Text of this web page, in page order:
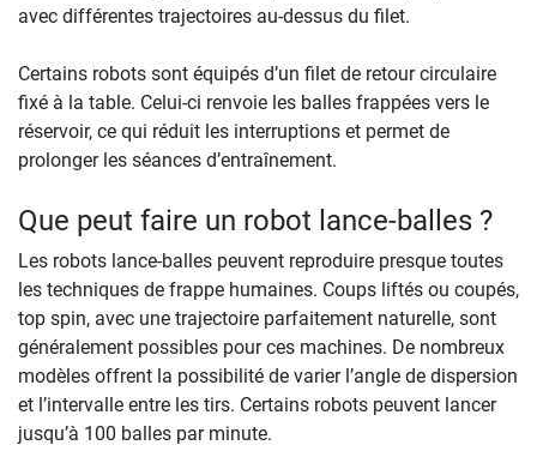
avec différentes trajectoires au-dessus du filet.
Certains robots sont équipés d’un filet de retour circulaire
fixé à la table. Celui-ci renvoie les balles frappées vers le
réservoir, ce qui réduit les interruptions et permet de
prolonger les séances d’entraînement.
Que peut faire un robot lance-balles ?
Les robots lance-balles peuvent reproduire presque toutes
les techniques de frappe humaines. Coups liftés ou coupés,
top spin, avec une trajectoire parfaitement naturelle, sont
généralement possibles pour ces machines. De nombreux
modèles offrent la possibilité de varier l’angle de dispersion
et l’intervalle entre les tirs. Certains robots peuvent lancer
jusqu’à 100 balles par minute.